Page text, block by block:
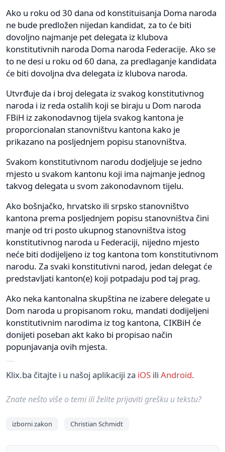
Ako u roku od 30 dana od konstituisanja Doma naroda
ne bude predložen nijedan kandidat, za to će biti
dovoljno najmanje pet delegata iz klubova
konstitutivnih naroda Doma naroda Federacije. Ako se
to ne desi u roku od 60 dana, za predlaganje kandidata
će biti dovoljna dva delegata iz klubova naroda.
Utvrđuje da i broj delegata iz svakog konstitutivnog
naroda i iz reda ostalih koji se biraju u Dom naroda
FBiH iz zakonodavnog tijela svakog kantona je
proporcionalan stanovništvu kantona kako je
prikazano na posljednjem popisu stanovništva.
Svakom konstitutivnom narodu dodjeljuje se jedno
mjesto u svakom kantonu koji ima najmanje jednog
takvog delegata u svom zakonodavnom tijelu.
Ako bošnjačko, hrvatsko ili srpsko stanovništvo
kantona prema posljednjem popisu stanovništva čini
manje od tri posto ukupnog stanovništva istog
konstitutivnog naroda u Federaciji, nijedno mjesto
neće biti dodijeljeno iz tog kantona tom konstitutivnom
narodu. Za svaki konstitutivni narod, jedan delegat će
predstavljati kanton(e) koji potpadaju pod taj prag.
Ako neka kantonalna skupština ne izabere delegate u
Dom naroda u propisanom roku, mandati dodijeljeni
konstitutivnim narodima iz tog kantona, CIKBiH će
donijeti poseban akt kako bi propisao način
popunjavanja ovih mjesta.
Klix.ba čitajte i u našoj aplikaciji za iOS ili Android.
Znate nešto više o temi ili želite prijaviti grešku u tekstu?
izborni zakon Christian Schmidt